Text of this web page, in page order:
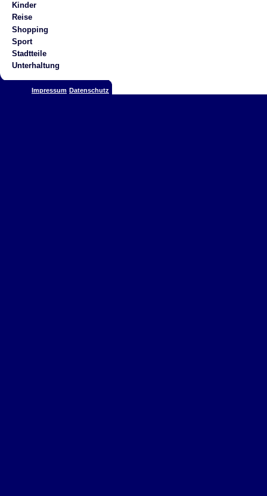
Kinder
Reise
Shopping
Sport
Stadtteile
Unterhaltung
Impressum Datenschutz